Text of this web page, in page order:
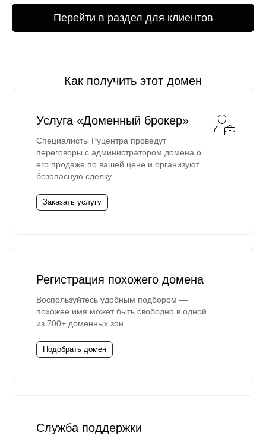
Перейти в раздел для клиентов
Как получить этот домен
Услуга «Доменный брокер»
Специалисты Руцентра проведут
переговоры с администратором домена о
его продаже по вашей цене и организуют
безопасную сделку.
Заказать услугу
Регистрация похожего домена
Воспользуйтесь удобным подбором —
похожее имя может быть свободно в одной
из 700+ доменных зон.
Подобрать домен
Служба поддержки